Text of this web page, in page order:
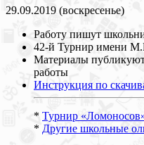
29.09.2019 (воскресенье)
Работу пишут
42-й Турнир имени
Материалы
работы
Инструкция по
* Турнир
* Другие школьные